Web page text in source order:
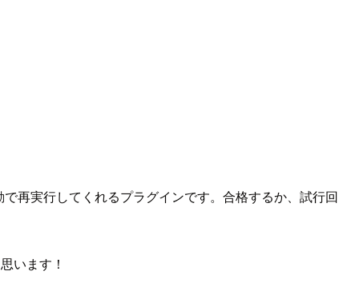
再実行してくれるプラグインです。合格するか、試行回
います！